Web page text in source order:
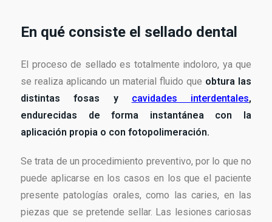
En qué consiste el sellado dental
El proceso de sellado es totalmente indoloro, ya que
se realiza aplicando un material fluido que obtura las
distintas fosas y cavidades interdentales,
endurecidas de forma instantánea con la
aplicación propia o con fotopolimeración.
Se trata de un procedimiento preventivo, por lo que no
puede aplicarse en los casos en los que el paciente
presente patologías orales, como las caries, en las
piezas que se pretende sellar. Las lesiones cariosas